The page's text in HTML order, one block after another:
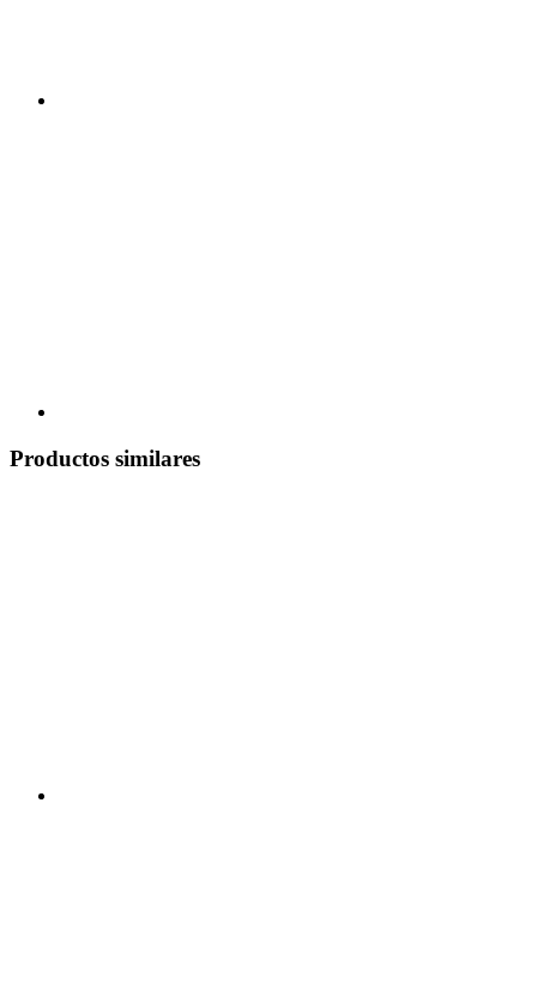
Productos similares